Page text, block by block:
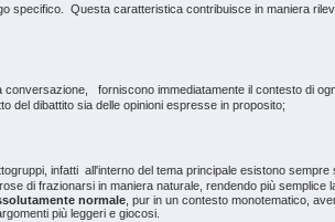
specifico. Questa caratteristica contribuisce in maniera
conversazione, forniscono immediatamente il contesto di
del dibattito sia delle opinioni espresse in proposito;
infatti all'interno del tema principale esistono
di frazionarsi in maniera naturale, rendendo più semplice
normale , pur in un contesto monotematico,
più leggeri e giocosi.